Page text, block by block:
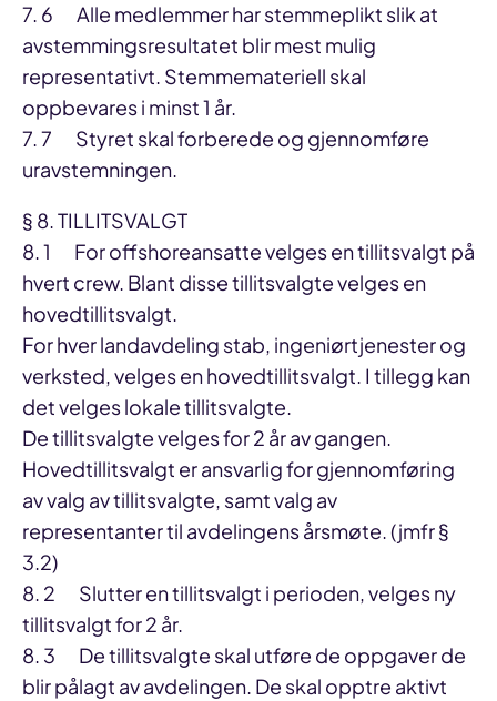
7. 6 Alle medlemmer har stemmeplikt slik at
avstemmingsresultatet blir mest mulig
representativt. Stemmemateriell skal
oppbevares i minst 1 år.
7. 7 Styret skal forberede og gjennomføre
uravstemningen.
§ 8. TILLITSVALGT
8. 1 For offshoreansatte velges en tillitsvalgt på
hvert crew. Blant disse tillitsvalgte velges en
hovedtillitsvalgt.
For hver landavdeling stab, ingeniørtjenester og
verksted, velges en hovedtillitsvalgt. I tillegg kan
det velges lokale tillitsvalgte.
De tillitsvalgte velges for 2 år av gangen.
Hovedtillitsvalgt er ansvarlig for gjennomføring
av valg av tillitsvalgte, samt valg av
representanter til avdelingens årsmøte. (jmfr §
3.2)
8. 2 Slutter en tillitsvalgt i perioden, velges ny
tillitsvalgt for 2 år.
8. 3 De tillitsvalgte skal utføre de oppgaver de
blir pålagt av avdelingen. De skal opptre aktivt